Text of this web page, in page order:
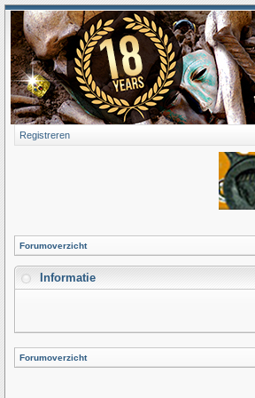
Registreren
Forumoverzicht
Informatie
Forumoverzicht